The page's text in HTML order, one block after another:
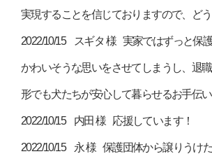
実現することを信じておりますので、どう
2022/10/15 スギタ 様 実家ではずっと保
かわいそうな思いをさせてしまうし、退
形でも犬たちが安心して暮らせるお手伝
2022/10/15 内田 様 応援しています！
2022/10/15 永 様 保護団体から譲りうけ